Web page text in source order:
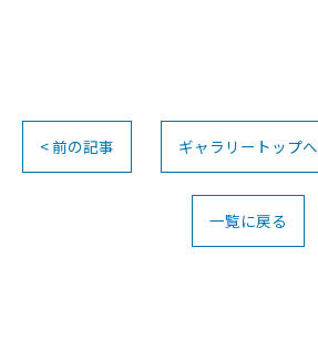
< 前の記事 ギャラリートップへ
一覧に戻る